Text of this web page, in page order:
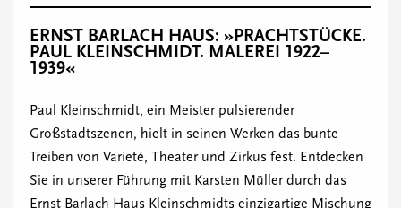
ERNST BARLACH HAUS: »PRACHTSTÜCKE.
PAUL KLEINSCHMIDT. MALEREI 1922–
1939«
Paul Kleinschmidt, ein Meister pulsierender
Großstadtszenen, hielt in seinen Werken das bunte
Treiben von Varieté, Theater und Zirkus fest. Entdecken
Sie in unserer Führung mit Karsten Müller durch das
Ernst Barlach Haus Kleinschmidts einzigartige Mischung